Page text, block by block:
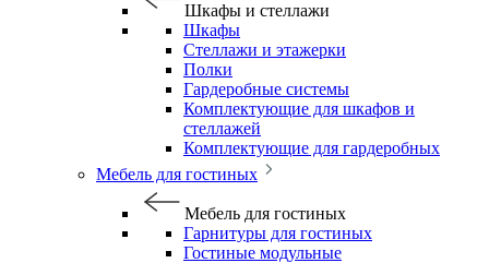
Шкафы и стеллажи
Шкафы
Стеллажи и этажерки
Полки
Гардеробные системы
Комплектующие для шкафов и
стеллажей
Комплектующие для гардеробных
Мебель для гостиных
Мебель для гостиных
Гарнитуры для гостиных
Гостиные модульные